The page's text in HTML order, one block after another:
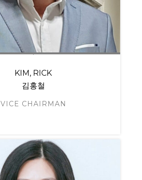
KIM, RICK
김홍철
VICE CHAIRMAN